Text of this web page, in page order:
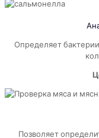
Определяет
Позволяет